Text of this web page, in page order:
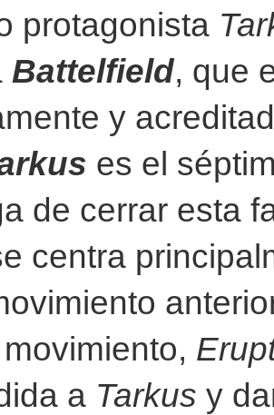
protagonista
Battelfield, que
y
es el
de cerrar esta
centra
a Tarkus y